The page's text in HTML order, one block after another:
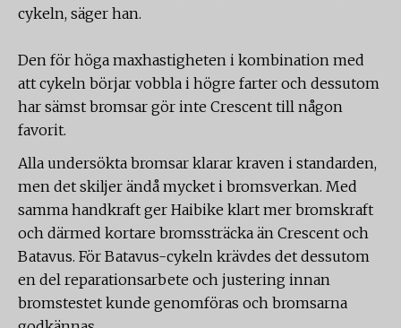
cykeln, säger han.
Den för höga maxhastigheten i kombination med
att cykeln börjar vobbla i högre farter och dessutom
har sämst bromsar gör inte Crescent till någon
favorit.
Alla undersökta bromsar klarar kraven i standarden,
men det skiljer ändå mycket i bromsverkan. Med
samma handkraft ger Haibike klart mer bromskraft
och därmed kortare bromssträcka än Crescent och
Batavus. För Batavus-cykeln krävdes det dessutom
en del reparationsarbete och justering innan
bromstestet kunde genomföras och bromsarna